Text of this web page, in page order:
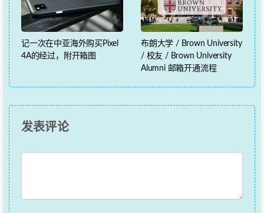
记一次在中亚海外购买Pixel
4A的经过，附开箱图
布朗大学 / Brown University
/ 校友 / Brown University
Alumni 邮箱开通流程
发表评论